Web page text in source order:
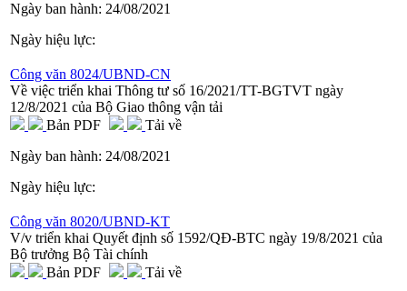
Ngày ban hành: 24/08/2021
Ngày hiệu lực:
Công văn 8024/UBND-CN
Về việc triển khai Thông tư số 16/2021/TT-BGTVT ngày
12/8/2021 của Bộ Giao thông vận tải
Bản PDF
Tải về
Ngày ban hành: 24/08/2021
Ngày hiệu lực:
Công văn 8020/UBND-KT
V/v triển khai Quyết định số 1592/QĐ-BTC ngày 19/8/2021 của
Bộ trưởng Bộ Tài chính
Bản PDF
Tải về